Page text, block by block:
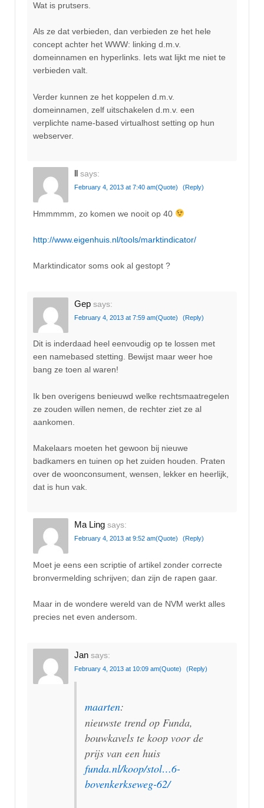
Wat is prutsers.
Als ze dat verbieden, dan verbieden ze het hele
concept achter het WWW: linking d.m.v.
domeinnamen en hyperlinks. Iets wat lijkt me niet te
verbieden valt.
Verder kunnen ze het koppelen d.m.v.
domeinnamen, zelf uitschakelen d.m.v. een
verplichte name-based virtualhost setting op hun
webserver.
ll says:
February 4, 2013 at 7:40 am(Quote) (Reply)
Hmmmmm, zo komen we nooit op 40
http://www.eigenhuis.nl/tools/marktindicator/
Marktindicator soms ook al gestopt ?
Gep says:
February 4, 2013 at 7:59 am(Quote) (Reply)
Dit is inderdaad heel eenvoudig op te lossen met
een namebased stetting. Bewijst maar weer hoe
bang ze toen al waren!
Ik ben overigens benieuwd welke rechtsmaatregelen
ze zouden willen nemen, de rechter ziet ze al
aankomen.
Makelaars moeten het gewoon bij nieuwe
badkamers en tuinen op het zuiden houden. Praten
over de woonconsument, wensen, lekker en heerlijk,
dat is hun vak.
Ma Ling says:
February 4, 2013 at 9:52 am(Quote) (Reply)
Moet je eens een scriptie of artikel zonder correcte
bronvermelding schrijven; dan zijn de rapen gaar.
Maar in de wondere wereld van de NVM werkt alles
precies net even andersom.
Jan says:
February 4, 2013 at 10:09 am(Quote) (Reply)
maarten:
nieuwste trend op Funda,
bouwkavels te koop voor de
prijs van een huis
funda.nl/koop/stol…6-
bovenkerkseweg-62/